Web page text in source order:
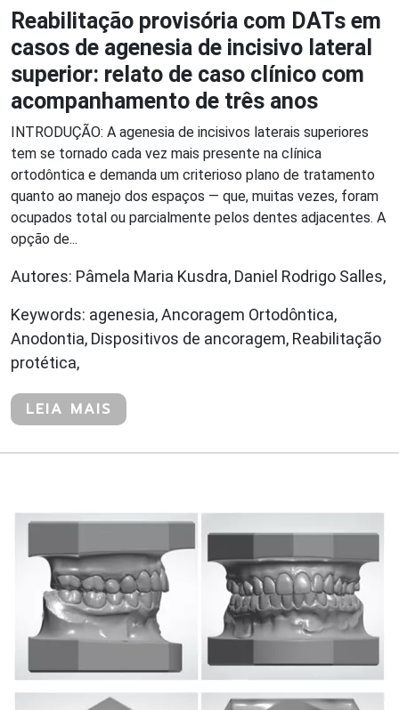
Reabilitação provisória com DATs em
casos de agenesia de incisivo lateral
superior: relato de caso clínico com
acompanhamento de três anos
INTRO DUÇÃO: A agenesia de incisivos laterais superiores
tem se tornado cada vez mais presente na clínica
ortodôntica e demanda um criterioso plano de tratamento
quanto ao manejo dos espaços — que, muitas vezes, foram
ocupados total ou parcialmente pelos dentes adjacentes. A
opção de...
Autores: Pâmela Maria Kusdra, Daniel Rodrigo Salles,
Keywords: agenesia, Ancoragem Ortodôntica,
Anodontia, Dispositivos de ancoragem, Reabilitação
protética,
LEIA MAIS